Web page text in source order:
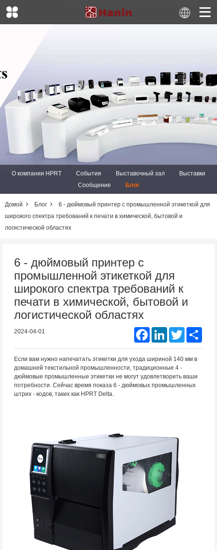
О компании HPRT События Выставочный зал
Выставки
Сообщение
Блог
Домой Блог
6 - дюймовый принтер с промышленной этикеткой для
широкого спектра требований к печати в химической, бытовой и
логистической областях
6 - дюймовый принтер с
промышленной этикеткой для
широкого спектра требований к
печати в химической, бытовой и
логистической областях
2024-04-01 FacebookLinkedIn Twitter
Если вам нужно напечатать этикетки для ухода шириной 140 мм в
домашней текстильной промышленности, традиционные 4 -
дюймовые промышленные этикетки не могут удовлетворить ваши
потребности. Сейчас время показа 6 - дюймовых промышленных
штрих - кодов, таких как HPRT Delta.